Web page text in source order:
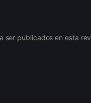
publicados en